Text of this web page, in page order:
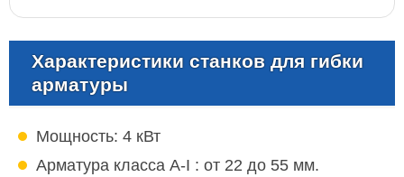
Характеристики станков для гибки
арматуры
Мощность: 4 кВт
Арматура класса А-I : от 22 до 55 мм.